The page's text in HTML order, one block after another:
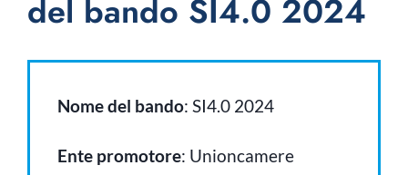
del bando SI4.0 2024
Nome del bando: SI4.0 2024
Ente promotore: Unioncamere